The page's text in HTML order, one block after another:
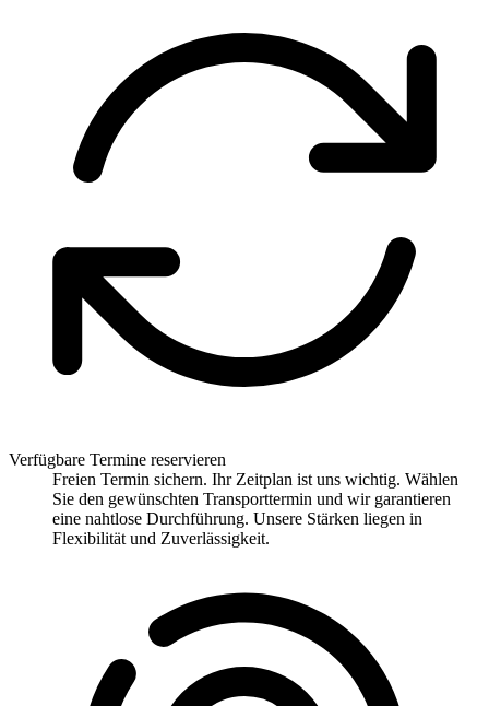
Verfügbare Termine reservieren
Freien Termin sichern. Ihr Zeitplan ist uns wichtig. Wählen
Sie den gewünschten Transporttermin und wir garantieren
eine nahtlose Durchführung. Unsere Stärken liegen in
Flexibilität und Zuverlässigkeit.